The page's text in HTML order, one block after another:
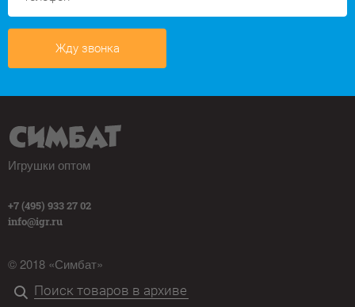
Жду звонка
Игрушки оптом
+7 (495) 933 27 02
info@igr.ru
© 2018 «Симбат»